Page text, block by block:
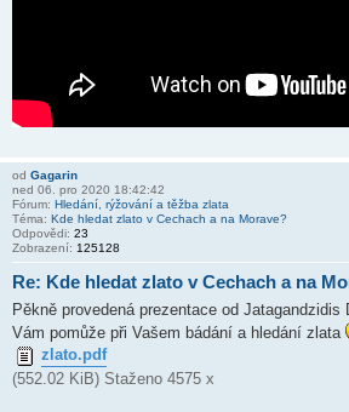
od Gagarin
ned 06. pro 2020 18:42:42
Fórum: Hledání, rýžování a těžba zlata
Téma: Kde hledat zlato v Cechach a na Morave?
Odpovědi: 23
Zobrazení: 125128
Re: Kde hledat zlato v Cechach a na
Pěkně provedená prezentace od Jatagandzidis
Vám pomůže při Vašem bádání a hledání zlata
zlato.pdf
(552.02 KiB) Staženo 4575 x